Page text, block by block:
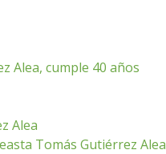
Alea, cumple 40 años
Alea
Tomás Gutiérrez Alea